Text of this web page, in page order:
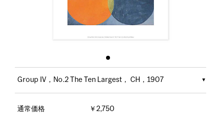
Group IV，No.2 The Ten Largest， CH，1907
通常価格
￥2,750